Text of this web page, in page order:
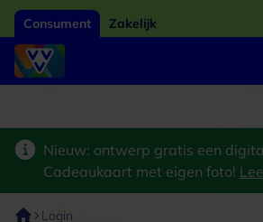
Consument Zakelijk
Nieuw: ontwerp gratis een
Cadeaukaart met eigen foto!
Login